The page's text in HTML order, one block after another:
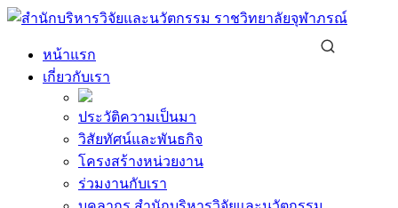
Skip
หน้าแรก
เกี่ยวกับเรา
ประวัติความเป็นมา
วิสัยทัศน์และพันธกิจ
โครงสร้างหน่วยงาน
ร่วมงานกับเรา